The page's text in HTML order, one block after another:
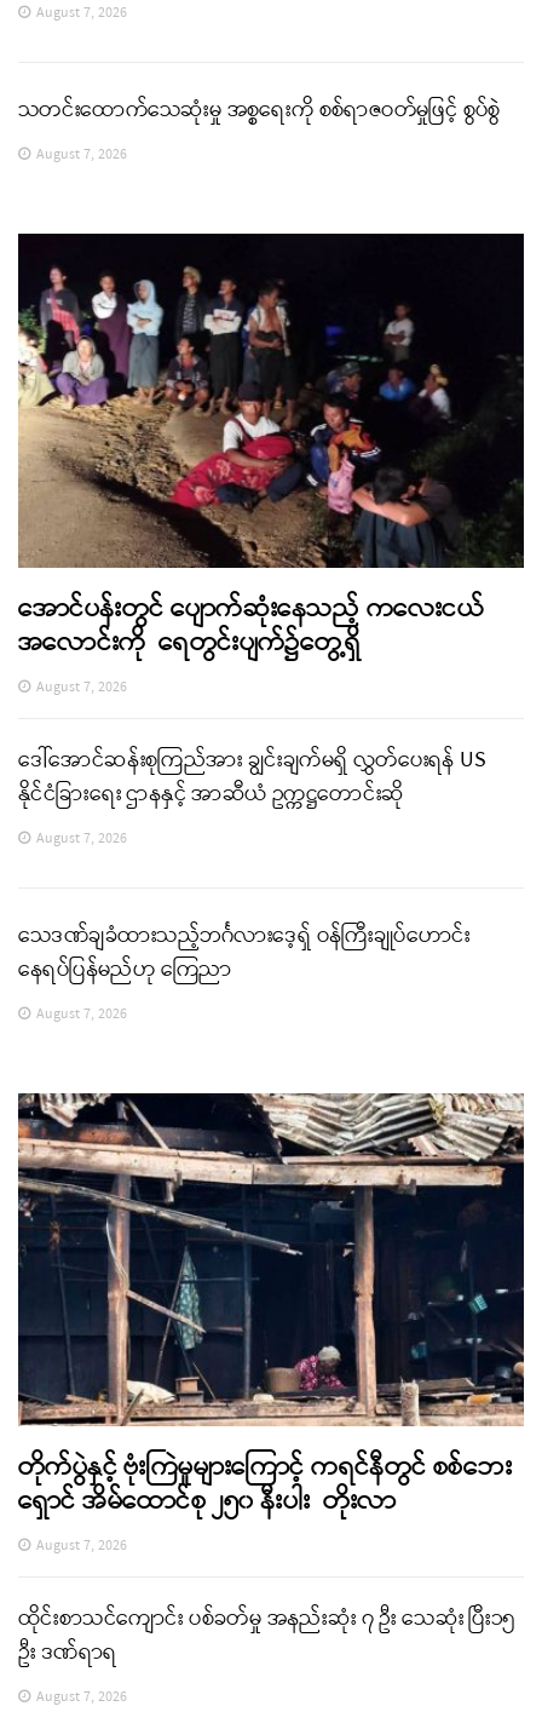
August 7, 2026
သတင်းထောက်သေဆုံးမှု အစ္စရေးကို စစ်ရာဇဝတ်မှုဖြင့် စွပ်စွဲ
August 7, 2026
အောင်ပန်းတွင် ပျောက်ဆုံးနေသည့် ကလေးငယ်
အလောင်းကို ရေတွင်းပျက်၌တွေ့ရှိ
August 7, 2026
ဒေါ်အောင်ဆန်းစုကြည်အား ချွင်းချက်မရှိ လွှတ်ပေးရန် US
နိုင်ငံခြားရေး ဌာနနှင့် အာဆီယံ ဥက္ကဋ္ဌတောင်းဆို
August 7, 2026
သေဒဏ်ချခံထားသည့်ဘင်္ဂလားဒေ့ရှ် ဝန်ကြီးချုပ်ဟောင်း
နေရပ်ပြန်မည်ဟု ကြေညာ
August 7, 2026
တိုက်ပွဲနှင့် ဗုံးကြဲမှုများကြောင့် ကရင်နီတွင် စစ်ဘေး
ရှောင် အိမ်ထောင်စု ၂၅၀ နီးပါး တိုးလာ
August 7, 2026
ထိုင်းစာသင်ကျောင်း ပစ်ခတ်မှု အနည်းဆုံး ၇ ဦး သေဆုံး ပြီး၁၅
ဦး ဒဏ်ရာရ
August 7, 2026